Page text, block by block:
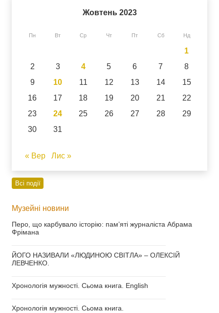
Жовтень 2023
Пн Вт Ср Чт Пт Сб Нд
1
2
3 4 5 6 7
8
9
10 11 12 13 14
15
16
17 18 19 20 21
22
23
24 25 26 27 28
29
30
31
« Вер Лис »
Всі події
Музейні новини
Перо, що карбувало історію: пам’яті журналіста Абрама
Фрімана
ЙОГО НАЗИВАЛИ «ЛЮДИНОЮ СВІТЛА» – ОЛЕКСІЙ
ЛЕВЧЕНКО.
Хронологія мужності. Сьома книга. English
Хронологія мужності. Сьома книга.